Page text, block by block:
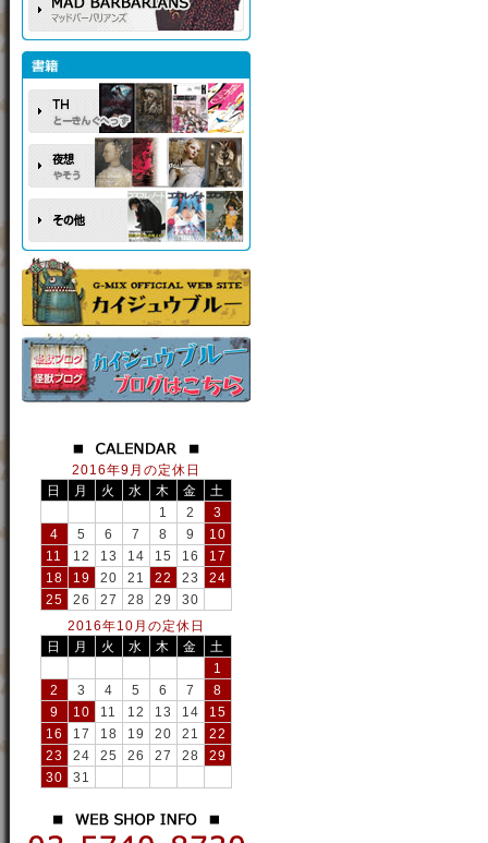
2016年9月の定休日
日
月 火 水 木 金
土
1
2
3
4
5 6 7 8 9
10
11
12 13 14 15 16
17
18
19 20 21 22 23
24
25
26 27 28 29
30
2016年10月の定休日
日
月 火 水 木 金
土
1
2
3 4 5 6 7
8
9
10 11 12 13 14
15
16
17 18 19 20 21
22
23
24 25 26 27 28
29
30
31